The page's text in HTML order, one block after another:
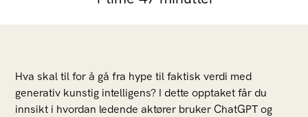
Hva skal til for å gå fra hype til faktisk verdi med
generativ kunstig intelligens? I dette opptaket får du
innsikt i hvordan ledende aktører bruker ChatGPT og